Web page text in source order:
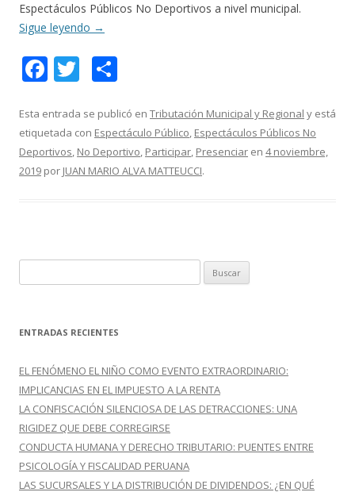
Espectáculos Públicos No Deportivos a nivel municipal.
Sigue leyendo →
F
e
b
o
T
itt
er
m
p
ar
Esta entrada se publicó en Tributación Municipal y Regional y está
etiquetada con Espectáculo Público, Espectáculos Públicos No
Deportivos, No Deportivo, Participar, Presenciar en 4 noviembre,
2019 por JUAN MARIO ALVA MATTEUCCI.
u
c
r
:
ENTRADAS RECIENTES
EL FENÓMENO EL NIÑO COMO EVENTO EXTRAORDINARIO:
IMPLICANCIAS EN EL IMPUESTO A LA RENTA
LA CONFISCACIÓN SILENCIOSA DE LAS DETRACCIONES: UNA
RIGIDEZ QUE DEBE CORREGIRSE
CONDUCTA HUMANA Y DERECHO TRIBUTARIO: PUENTES ENTRE
PSICOLOGÍA Y FISCALIDAD PERUANA
LAS SUCURSALES Y LA DISTRIBUCIÓN DE DIVIDENDOS: ¿EN QUÉ